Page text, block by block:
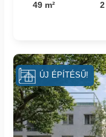
49 m² 2
ÚJ ÉPÍTÉSŰ!